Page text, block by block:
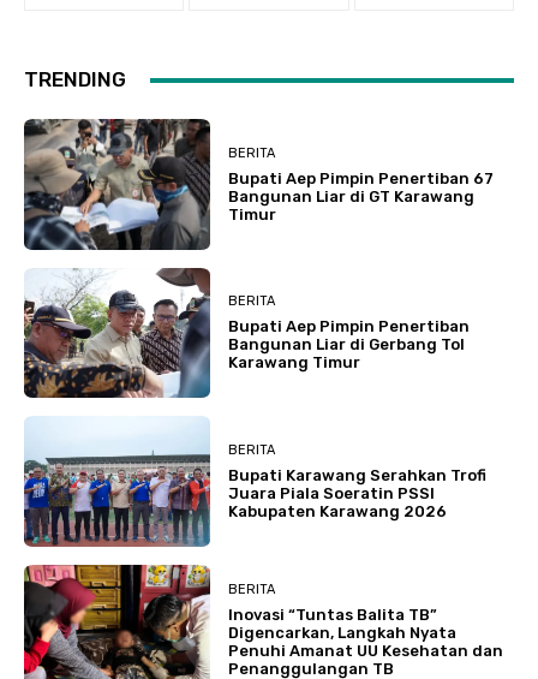
TRENDING
BERITA
Bupati Aep Pimpin Penertiban 67
Bangunan Liar di GT Karawang
Timur
BERITA
Bupati Aep Pimpin Penertiban
Bangunan Liar di Gerbang Tol
Karawang Timur
BERITA
Bupati Karawang Serahkan Trofi
Juara Piala Soeratin PSSI
Kabupaten Karawang 2026
BERITA
Inovasi “Tuntas Balita TB”
Digencarkan, Langkah Nyata
Penuhi Amanat UU Kesehatan dan
Penanggulangan TB